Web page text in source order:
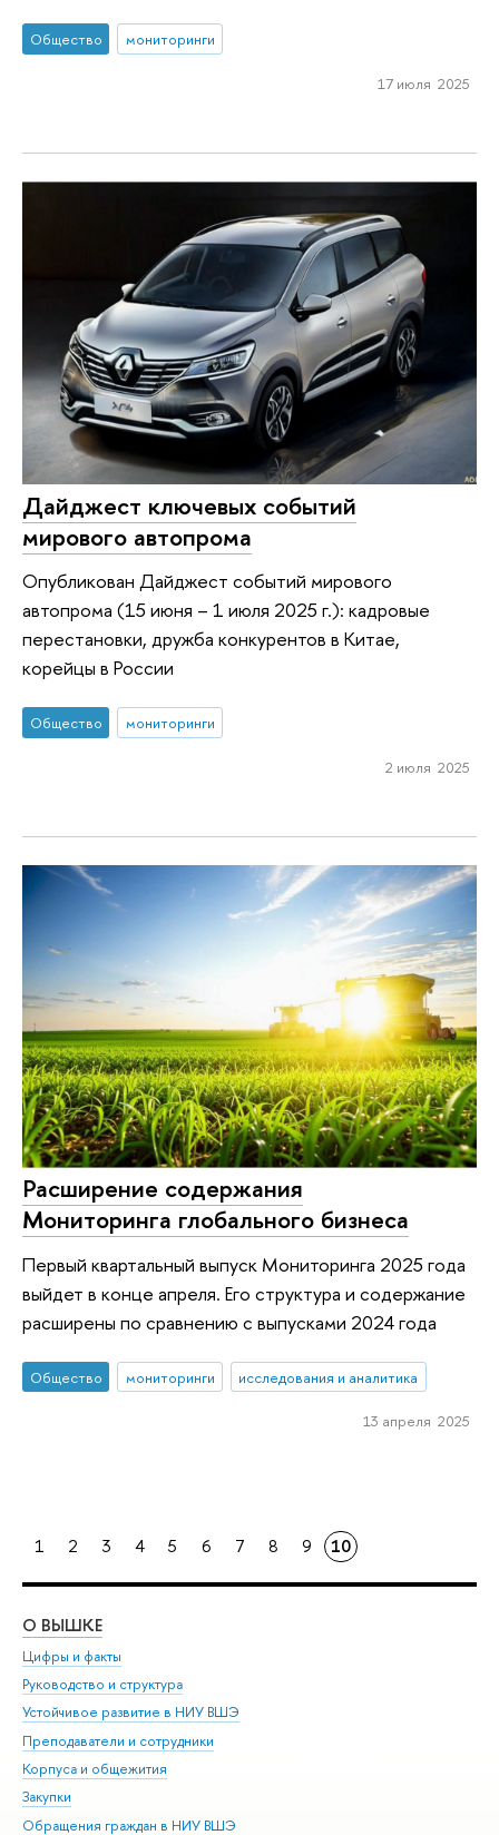
Общество мониторинги
17 июля 2025
Дайджест ключевых событий
мирового автопрома
Опубликован Дайджест событий мирового
автопрома (15 июня – 1 июля 2025 г.): кадровые
перестановки, дружба конкурентов в Китае,
корейцы в России
Общество мониторинги
2 июля 2025
Расширение содержания
Мониторинга глобального бизнеса
Первый квартальный выпуск Мониторинга 2025 года
выйдет в конце апреля. Его структура и содержание
расширены по сравнению с выпусками 2024 года
Общество мониторинги исследования и аналитика
13 апреля 2025
1 2 3 4 5 6 7 8 9 10
О ВЫШКЕ
Цифры и факты
Руководство и структура
Устойчивое развитие в НИУ ВШЭ
Преподаватели и сотрудники
Корпуса и общежития
Закупки
Обращения граждан в НИУ ВШЭ